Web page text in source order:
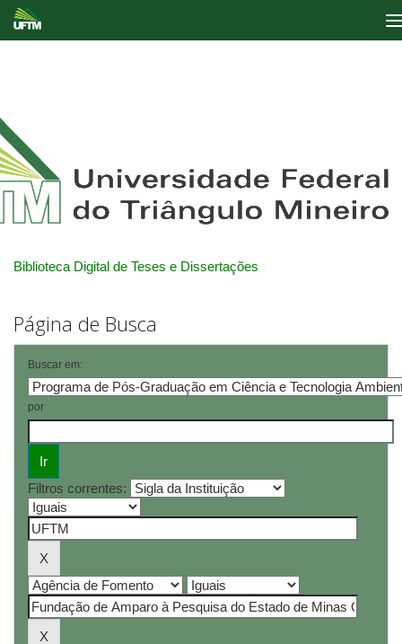
Biblioteca Digital de Teses e Dissertações
Página de Busca
Buscar em:
por
Filtros correntes: